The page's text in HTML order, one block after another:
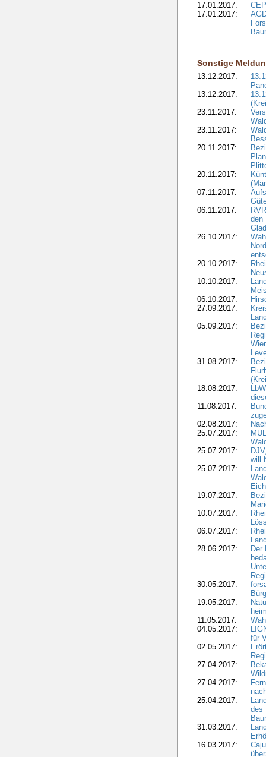
17.01.2017:
17.01.2017:
Sonstige
13.12.2017:
13.12.2017:
23.11.2017:
23.11.2017:
20.11.2017:
20.11.2017:
07.11.2017:
06.11.2017:
den
26.10.2017:
20.10.2017:
10.10.2017:
06.10.2017:
27.09.2017:
05.09.2017:
31.08.2017:
18.08.2017:
11.08.2017:
02.08.2017:
25.07.2017:
25.07.2017:
will
25.07.2017:
19.07.2017:
10.07.2017:
06.07.2017:
28.06.2017:
Der
30.05.2017:
19.05.2017:
11.05.2017:
04.05.2017:
für
02.05.2017:
27.04.2017:
27.04.2017:
25.04.2017:
des
31.03.2017:
16.03.2017: